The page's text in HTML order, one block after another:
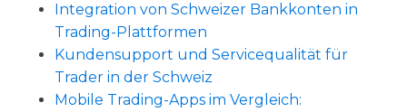
Integration von Schweizer Bankkonten in
Trading-Plattformen
Kundensupport und Servicequalität für
Trader in der Schweiz
Mobile Trading-Apps im Vergleich: